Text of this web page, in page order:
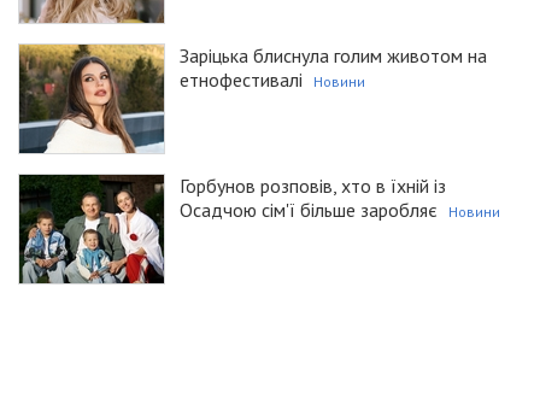
Заріцька блиснула голим животом на
етнофестивалі
Новини
Горбунов розповів, хто в їхній із
Осадчою сім'ї більше заробляє
Новини